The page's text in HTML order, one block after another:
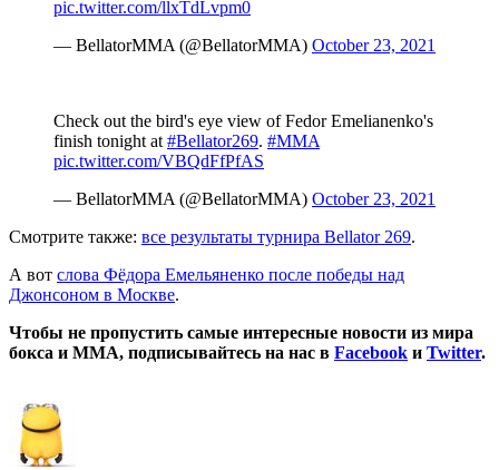
pic.twitter.com/llxTdLvpm0
— BellatorMMA (@BellatorMMA) October 23, 2021
Check out the bird's eye view of Fedor Emelianenko's
finish tonight at #Bellator269. #MMA
pic.twitter.com/VBQdFfPfAS
— BellatorMMA (@BellatorMMA) October 23, 2021
Смотрите также: все результаты турнира Bellator 269.
А вот слова Фёдора Емельяненко после победы над
Джонсоном в Москве.
Чтобы не пропустить самые интересные новости из мира
бокса и ММА, подписывайтесь на нас в Facebook и Twitter.